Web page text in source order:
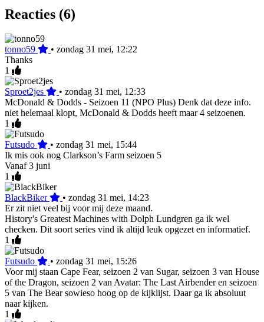
Reacties (6)
tonno59 • zondag 31 mei, 12:22
Thanks
1
Sproet2jes • zondag 31 mei, 12:33
McDonald & Dodds - Seizoen 11 (NPO Plus) Denk dat deze info.
niet helemaal klopt, McDonald & Dodds heeft maar 4 seizoenen.
1
Futsudo • zondag 31 mei, 15:44
Ik mis ook nog Clarkson’s Farm seizoen 5
Vanaf 3 juni
1
BlackBiker • zondag 31 mei, 14:23
Er zit niet veel bij voor mij deze maand.
History's Greatest Machines with Dolph Lundgren ga ik wel
checken. Dit soort series vind ik altijd leuk opgezet en informatief.
1
Futsudo • zondag 31 mei, 15:26
Voor mij staan Cape Fear, seizoen 2 van Sugar, seizoen 3 van House
of the Dragon, seizoen 2 van Avatar: The Last Airbender en seizoen
5 van The Bear sowieso hoog op de kijklijst. Daar ga ik absoluut
naar kijken.
1